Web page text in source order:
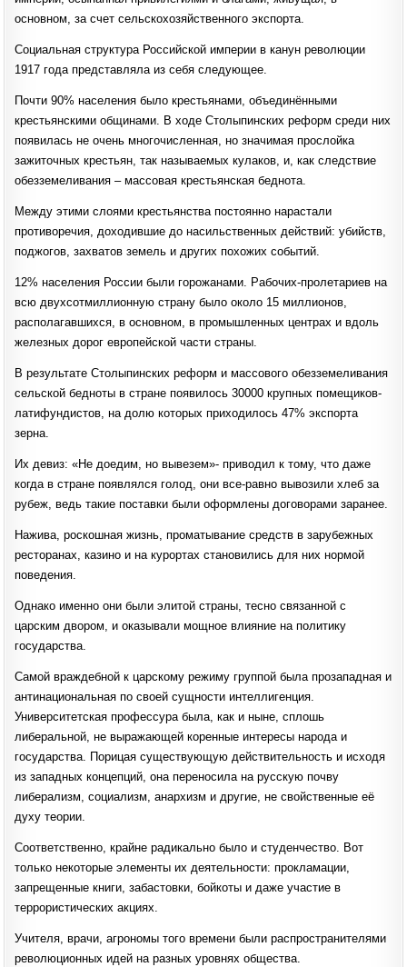
основном, за счет сельскохозяйственного экспорта.
Социальная структура Российской империи в канун революции
1917 года представляла из себя следующее.
Почти 90% населения было крестьянами, объединёнными
крестьянскими общинами. В ходе Столыпинских реформ среди них
появилась не очень многочисленная, но значимая прослойка
зажиточных крестьян, так называемых кулаков, и, как следствие
обезземеливания – массовая крестьянская беднота.
Между этими слоями крестьянства постоянно нарастали
противоречия, доходившие до насильственных действий: убийств,
поджогов, захватов земель и других похожих событий.
12% населения России были горожанами. Рабочих-пролетариев на
всю двухсотмиллионную страну было около 15 миллионов,
располагавшихся, в основном, в промышленных центрах и вдоль
железных дорог европейской части страны.
В результате Столыпинских реформ и массового обезземеливания
сельской бедноты в стране появилось 30000 крупных помещиков-
латифундистов, на долю которых приходилось 47% экспорта
зерна.
Их девиз: «Не доедим, но вывезем»- приводил к тому, что даже
когда в стране появлялся голод, они все-равно вывозили хлеб за
рубеж, ведь такие поставки были оформлены договорами заранее.
Нажива, роскошная жизнь, проматывание средств в зарубежных
ресторанах, казино и на курортах становились для них нормой
поведения.
Однако именно они были элитой страны, тесно связанной с
царским двором, и оказывали мощное влияние на политику
государства.
Самой враждебной к царскому режиму группой была прозападная и
антинациональная по своей сущности интеллигенция.
Университетская профессура была, как и ныне, сплошь
либеральной, не выражающей коренные интересы народа и
государства. Порицая существующую действительность и исходя
из западных концепций, она переносила на русскую почву
либерализм, социализм, анархизм и другие, не свойственные её
духу теории.
Соответственно, крайне радикально было и студенчество. Вот
только некоторые элементы их деятельности: прокламации,
запрещенные книги, забастовки, бойкоты и даже участие в
террористических акциях.
Учителя, врачи, агрономы того времени были распространителями
революционных идей на разных уровнях общества.